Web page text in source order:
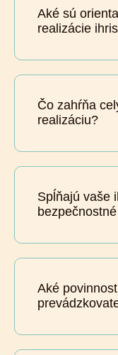
Aké sú
realizácie
Čo zahŕňa
realizáciu?
Spĺňajú vaše
Aké